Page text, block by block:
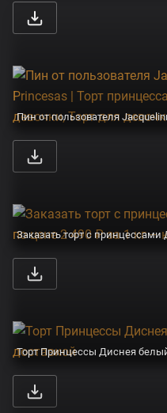
Торт Принцессы Диснея